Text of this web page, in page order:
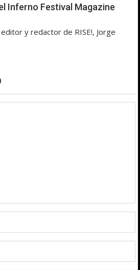
Inferno Festival Magazine
y redactor de RISE!, Jorge